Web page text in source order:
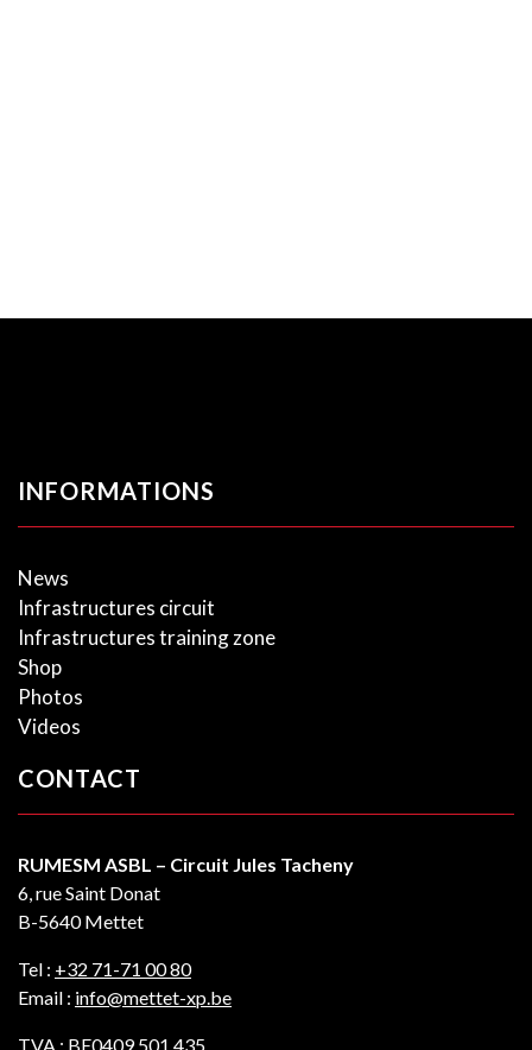
INFORMATIONS
News
Infrastructures circuit
Infrastructures training zone
Shop
Photos
Videos
CONTACT
RUMESM ASBL – Circuit Jules Tacheny
6, rue Saint Donat
B-5640 Mettet
Tel : +32 71-71 00 80
Email : info@mettet-xp.be
TVA : BE0409 501 435